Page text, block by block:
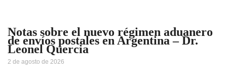
Notas sobre el nuevo régimen aduanero
de envíos postales en Argentina – Dr.
Leonel Quercia
2 de agosto de 2026